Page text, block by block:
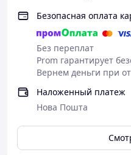
Безопасная оплата
Без переплат
Prom гарантирует
Вернем деньги при
Наложенный платеж
Нова Пошта